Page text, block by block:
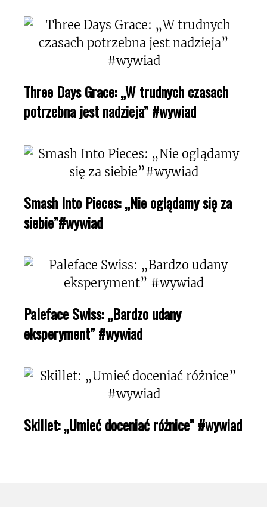
Three Days Grace: „W trudnych czasach
potrzebna jest nadzieja” #wywiad
Smash Into Pieces: „Nie oglądamy się za
siebie”#wywiad
Paleface Swiss: „Bardzo udany
eksperyment” #wywiad
Skillet: „Umieć doceniać różnice” #wywiad